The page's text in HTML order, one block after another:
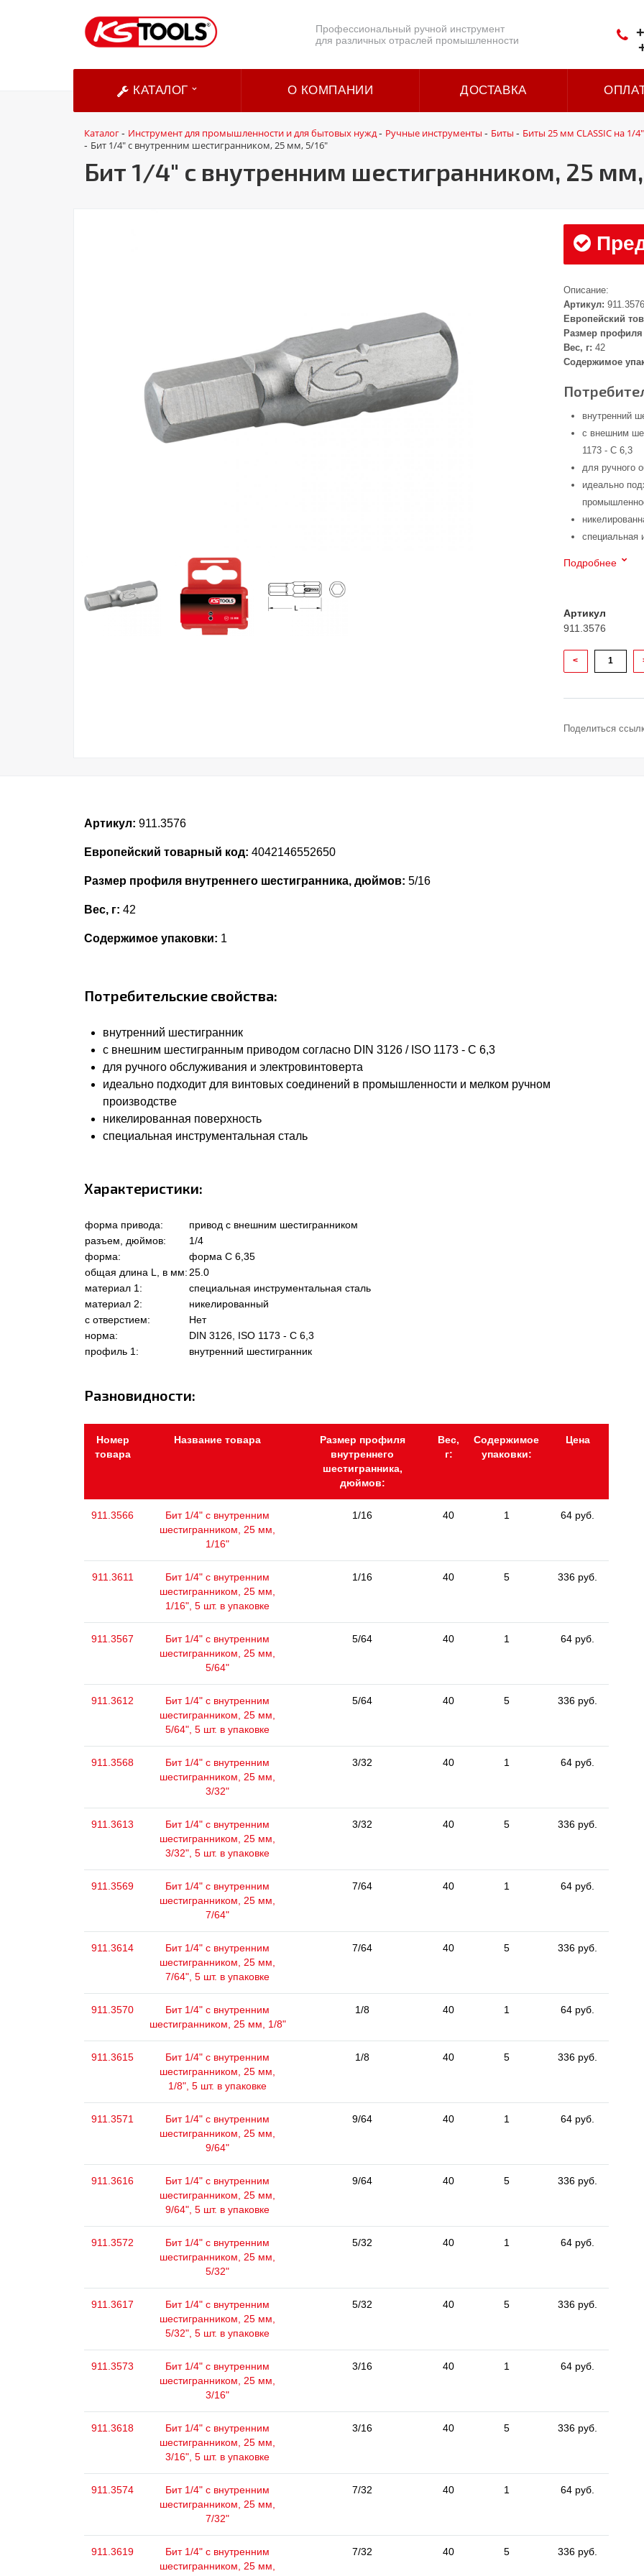
Профессиональный ручной инструмент
для различных отраслей промышленности
КАТАЛОГ О КОМПАНИИ ДОСТАВКА
Каталог- Инструмент для промышленности и для бытовых нужд- Ручные инструменты - Биты - Биты 25 мм CLASSIC на 1/4"
- Бит 1/4" с внутренним шестигранником, 25 мм, 5/16"
Бит 1/4" с внутренним шестигранником, 25
Описание:
Артикул: 911.3576
Европейский
Размер профиля
Вес, г: 42
Содержимое
внутренний
с внешним
1173 - C 6,3
для ручного
идеально
специальная
Подробнее
Артикул
911.3576
<
Поделиться
Артикул: 911.3576
Европейский товарный код: 4042146552650
Размер профиля внутреннего шестигранника, дюймов: 5/16
Вес, г: 42
Содержимое упаковки: 1
Потребительские свойства:
внутренний шестигранник
с внешним шестигранным приводом согласно DIN 3126 / ISO 1173 - C 6,3
для ручного обслуживания и электровинтоверта
идеально подходит для винтовых соединений в промышленности и мелком ручном
производстве
никелированная поверхность
специальная инструментальная сталь
Характеристики:
форма привода:
привод с внешним шестигранником
разъем, дюймов:
1/4
форма:
форма C 6,35
общая длина L, в мм: 25.0
материал 1:
специальная инструментальная сталь
материал 2:
никелированный
с отверстием:
Нет
норма:
DIN 3126, ISO 1173 - C 6,3
профиль 1:
внутренний шестигранник
Разновидности:
Номер
товара
Название товара
Размер профиля
внутреннего
шестигранника,
дюймов:
Вес,
г:
Содержимое
упаковки:
Цена
911.3566
Бит 1/4" с внутренним
шестигранником, 25 мм,
1/16"
1/16 40 1 64 руб.
911.3611
Бит 1/4" с внутренним
шестигранником, 25 мм,
1/16", 5 шт. в упаковке
1/16 40 5 336 руб.
911.3567
Бит 1/4" с внутренним
шестигранником, 25 мм,
5/64"
5/64 40 1 64 руб.
911.3612
Бит 1/4" с внутренним
шестигранником, 25 мм,
5/64", 5 шт. в упаковке
5/64 40 5 336 руб.
911.3568
Бит 1/4" с внутренним
шестигранником, 25 мм,
3/32"
3/32 40 1 64 руб.
911.3613
Бит 1/4" с внутренним
шестигранником, 25 мм,
3/32", 5 шт. в упаковке
3/32 40 5 336 руб.
911.3569
Бит 1/4" с внутренним
шестигранником, 25 мм,
7/64"
7/64 40 1 64 руб.
911.3614
Бит 1/4" с внутренним
шестигранником, 25 мм,
7/64", 5 шт. в упаковке
7/64 40 5 336 руб.
911.3570
Бит 1/4" с внутренним
шестигранником, 25 мм, 1/8"
1/8 40 1 64 руб.
911.3615
Бит 1/4" с внутренним
шестигранником, 25 мм,
1/8", 5 шт. в упаковке
1/8 40 5 336 руб.
911.3571
Бит 1/4" с внутренним
шестигранником, 25 мм,
9/64"
9/64 40 1 64 руб.
911.3616
Бит 1/4" с внутренним
шестигранником, 25 мм,
9/64", 5 шт. в упаковке
9/64 40 5 336 руб.
911.3572
Бит 1/4" с внутренним
шестигранником, 25 мм,
5/32"
5/32 40 1 64 руб.
911.3617
Бит 1/4" с внутренним
шестигранником, 25 мм,
5/32", 5 шт. в упаковке
5/32 40 5 336 руб.
911.3573
Бит 1/4" с внутренним
шестигранником, 25 мм,
3/16"
3/16 40 1 64 руб.
911.3618
Бит 1/4" с внутренним
шестигранником, 25 мм,
3/16", 5 шт. в упаковке
3/16 40 5 336 руб.
911.3574
Бит 1/4" с внутренним
шестигранником, 25 мм,
7/32"
7/32 40 1 64 руб.
911.3619
Бит 1/4" с внутренним
шестигранником, 25 мм,
7/32 40 5 336 руб.